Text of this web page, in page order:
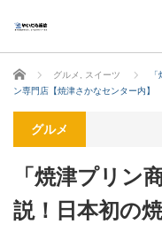
ホーム グルメ スイーツ
ン専門店【焼津さかなセンター内】
グルメ
「焼津プリン
説！日本初の